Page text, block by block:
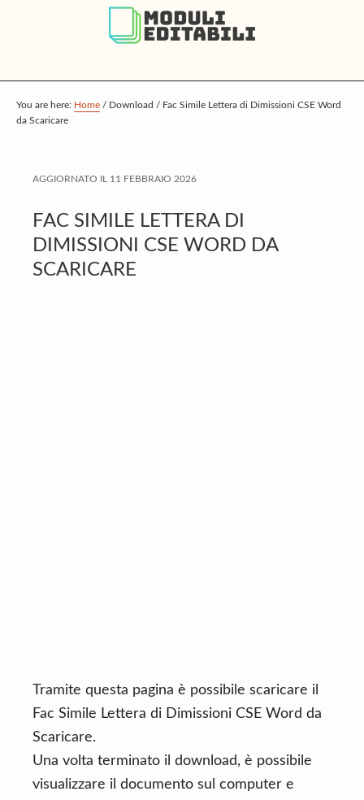
p
t
a
n
c
o
p
t
r
m
a
r
p
t
o
t
e
r
You are here: Home / Download / Fac Simile Lettera di Dimissioni CSE Word
da Scaricare
AGGIORNATO IL 11 FEBBRAIO 2026
FAC SIMILE LETTERA DI
DIMISSIONI CSE WORD DA
SCARICARE
Tramite questa pagina è possibile scaricare il
Fac Simile Lettera di Dimissioni CSE Word da
Scaricare.
Una volta terminato il download, è possibile
visualizzare il documento sul computer e